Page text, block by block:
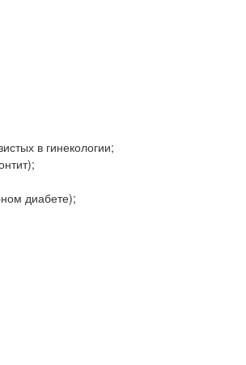
в гинекологии;
диабете);